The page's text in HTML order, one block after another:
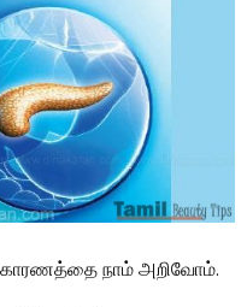
நாம் அறிவோம்.